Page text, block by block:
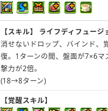
【スキル】
ライフディフュージ
消せないドロップ、バインド、
復。1ターンの間、盤面が7×6マ
撃力が2倍。
(18→8ターン)
【覚醒スキル】